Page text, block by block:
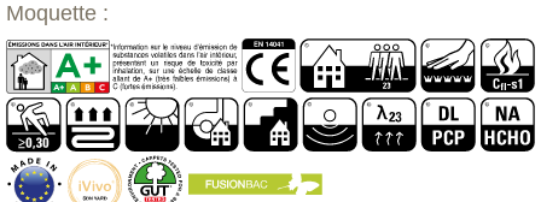
Moquette :